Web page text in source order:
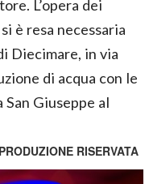
L’opera dei
è resa necessaria
Diecimare, in via
di acqua con le
Giuseppe al
RISERVATA